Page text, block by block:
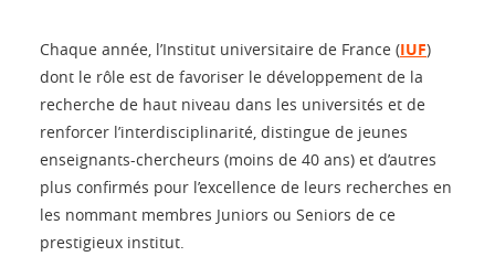
Chaque année, l’Institut universitaire de France (IUF)
dont le rôle est de favoriser le développement de la
recherche de haut niveau dans les universités et de
renforcer l’interdisciplinarité, distingue de jeunes
enseignants-chercheurs (moins de 40 ans) et d’autres
plus confirmés pour l’excellence de leurs recherches en
les nommant membres Juniors ou Seniors de ce
prestigieux institut.